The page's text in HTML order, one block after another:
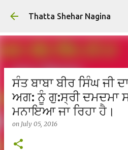
Skip to main
Thatta Shehar Nagina
ਸੰਤ ਬਾਬਾ ਬੀਰ ਸਿੰਘ ਜੀ
ਅਗ: ਨੂੰ ਗੁ:ਸ੍ਰੀ ਦਮਦਮਾ
ਮਨਾਇਆ ਜਾ ਰਿਹਾ ਹੈ।
on July 05, 2016